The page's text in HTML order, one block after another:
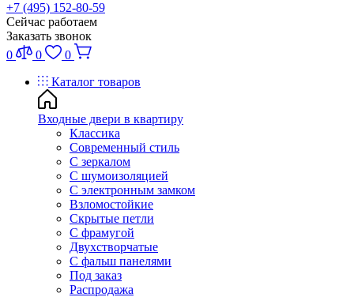
+7 (495) 152-80-59
Сейчас работаем
Заказать звонок
0
0
0
Каталог товаров
Входные двери в квартиру
Классика
Современный стиль
С зеркалом
С шумоизоляцией
С электронным замком
Взломостойкие
Скрытые петли
С фрамугой
Двухстворчатые
С фальш панелями
Под заказ
Распродажа